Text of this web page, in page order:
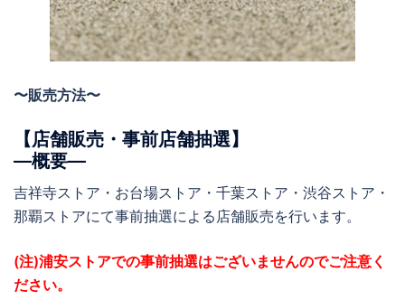
〜販売方法〜
【店舗販売・事前店舗抽選】
―概要―
吉祥寺ストア・お台場ストア・千葉ストア・渋谷ストア・
那覇ストアにて事前抽選による店舗販売を行います。
(注)浦安ストアでの事前抽選はございませんのでご注意く
ださい。